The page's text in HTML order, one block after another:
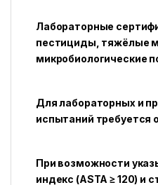
Лабораторные
пестициды, тяжёлые
микробиологические
Для лабораторных и
испытаний требуется
При возможности
индекс (ASTA ≥ 120) и